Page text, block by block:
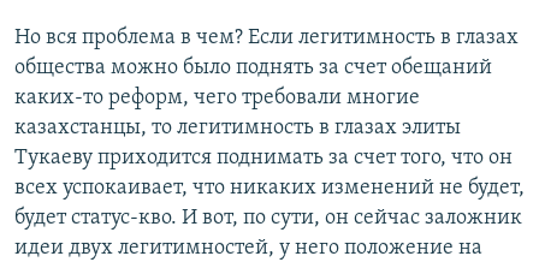
Но вся проблема в чем? Если легитимность в глазах
общества можно было поднять за счет обещаний
каких-то реформ, чего требовали многие
казахстанцы, то легитимность в глазах элиты
Тукаеву приходится поднимать за счет того, что он
всех успокаивает, что никаких изменений не будет,
будет статус-кво. И вот, по сути, он сейчас заложник
идеи двух легитимностей, у него положение на